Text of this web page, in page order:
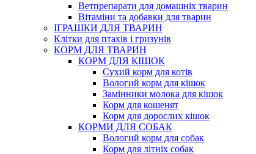
Ветпрепарати для домашніх тварин
Вітаміни та добавки для тварин
ІГРАШКИ ДЛЯ ТВАРИН
Клітки для птахів і гризунів
КОРМ ДЛЯ ТВАРИН
КОРМ ДЛЯ КІШОК
Сухий корм для котів
Вологий корм для кішок
Замінники молока для кішок
Корм для кошенят
Корм для дорослих кішок
КОРМИ ДЛЯ СОБАК
Вологий корм для собак
Корм для літніх собак